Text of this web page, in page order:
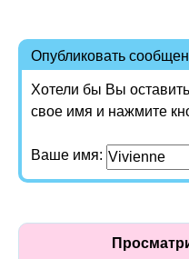
Опубликовать
Хотели бы Вы
свое имя и нажмите
Ваше имя: